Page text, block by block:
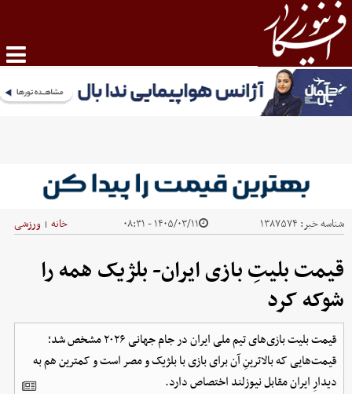
شناسه خبر: ۱۳۸۷۵۷۴ ۱۴۰۵/۰۳/۱۱ - ۰۸:۳۱ خانه | ورزشی
قیمت بلیتِ بازی ایران- بلژیک همه را
شوکه کرد
قیمت بلیت بازی‌های تیم ملی ایران در جام جهانی ۲۰۲۶ مشخص شد؛
قیمت‌هایی که بالاترینِ آن برای بازی با بلژیک و مصر است و کمترین هم به
دیدارِ ایران مقابل نیوزلند اختصاص دارد.